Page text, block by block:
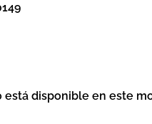
está disponible en este